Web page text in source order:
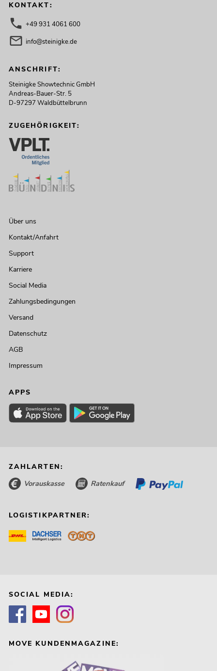
KONTAKT:
+49 931 4061 600
info@steinigke.de
ANSCHRIFT:
Steinigke Showtechnic GmbH
Andreas-Bauer-Str. 5
D-97297 Waldbüttelbrunn
ZUGEHÖRIGKEIT:
Über uns
Kontakt/Anfahrt
Support
Karriere
Social Media
Zahlungsbedingungen
Versand
Datenschutz
AGB
Impressum
APPS
ZAHLARTEN:
Vorauskasse Ratenkauf
LOGISTIKPARTNER:
SOCIAL MEDIA:
MOVE KUNDENMAGAZINE: